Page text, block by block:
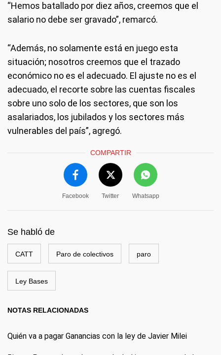
“Hemos batallado por diez años, creemos que el
salario no debe ser gravado”, remarcó.
“Además, no solamente está en juego esta
situación; nosotros creemos que el trazado
económico no es el adecuado. El ajuste no es el
adecuado, el recorte sobre las cuentas fiscales
sobre uno solo de los sectores, que son los
asalariados, los jubilados y los sectores más
vulnerables del país”, agregó.
COMPARTIR
Facebook Twitter Whatsapp
Se habló de
CATT Paro de colectivos paro
Ley Bases
NOTAS RELACIONADAS
Quién va a pagar Ganancias con la ley de Javier Milei